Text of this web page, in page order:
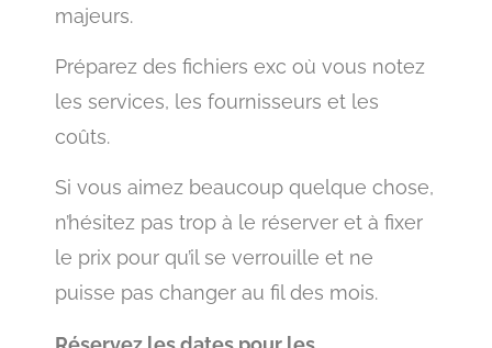
majeurs.
Préparez des fichiers exc où vous notez
les services, les fournisseurs et les
coûts.
Si vous aimez beaucoup quelque chose,
n’hésitez pas trop à le réserver et à fixer
le prix pour qu’il se verrouille et ne
puisse pas changer au fil des mois.